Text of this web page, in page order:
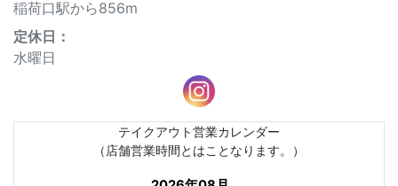
稲荷口駅から856m
定休⽇：
水曜日
テイクアウト営業カレンダー
（店舗営業時間とはことなります。）